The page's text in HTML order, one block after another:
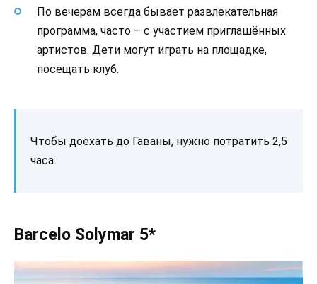
По вечерам всегда бывает развлекательная
программа, часто – с участием приглашённых
артистов. Дети могут играть на площадке,
посещать клуб.
Чтобы доехать до Гаваны, нужно потратить 2,5
часа.
Barcelo Solymar 5*